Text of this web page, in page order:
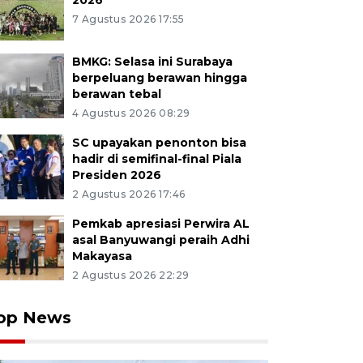
7 Agustus 2026 17:55
BMKG: Selasa ini Surabaya
berpeluang berawan hingga
berawan tebal
4 Agustus 2026 08:29
SC upayakan penonton bisa
hadir di semifinal-final Piala
Presiden 2026
2 Agustus 2026 17:46
Pemkab apresiasi Perwira AL
asal Banyuwangi peraih Adhi
Makayasa
2 Agustus 2026 22:29
News